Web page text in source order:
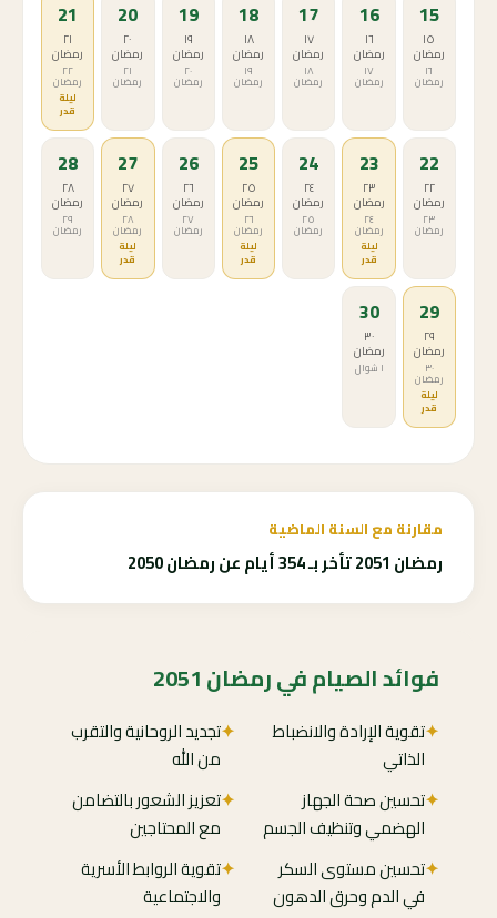
15
١٥
رمضان
١٦
رمضان
16
١٦
رمضان
١٧
رمضان
17
١٧
رمضان
١٨
رمضان
18
١٨
رمضان
١٩
رمضان
19
١٩
رمضان
٢٠
رمضان
20
٢٠
رمضان
٢١
رمضان
21
٢١
رمضان
٢٢
رمضان
ليلة
قدر
22
٢٢
رمضان
٢٣
رمضان
23
٢٣
رمضان
٢٤
رمضان
ليلة
قدر
24
٢٤
رمضان
٢٥
رمضان
25
٢٥
رمضان
٢٦
رمضان
ليلة
قدر
26
٢٦
رمضان
٢٧
رمضان
27
٢٧
رمضان
٢٨
رمضان
ليلة
قدر
28
٢٨
رمضان
٢٩
رمضان
29
٢٩
رمضان
٣٠
رمضان
ليلة
قدر
30
٣٠
رمضان
١ شوال
مقارنة مع السنة الماضية
رمضان 2051 تأخر بـ 354 أيام عن رمضان 2050
فوائد الصيام في رمضان 2051
✦تقوية الإرادة والانضباط
الذاتي
✦تجديد الروحانية والتقرب
من الله
✦تحسين صحة الجهاز
الهضمي وتنظيف الجسم
✦تعزيز الشعور بالتضامن
مع المحتاجين
✦تحسين مستوى السكر
في الدم وحرق الدهون
✦تقوية الروابط الأسرية
والاجتماعية